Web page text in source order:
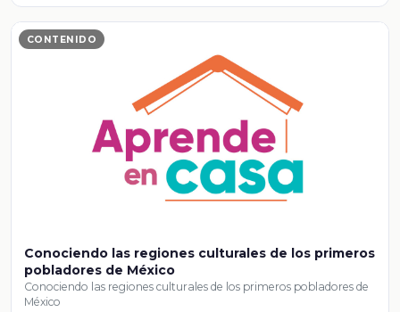
CONTENIDO
Conociendo las regiones culturales de los primeros
pobladores de México
Conociendo las regiones culturales de los primeros pobladores de
México